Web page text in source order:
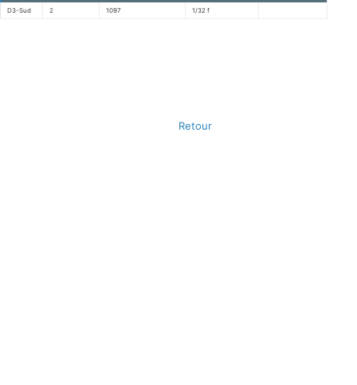
D3-Sud 2 1097 1/32 f
Retour